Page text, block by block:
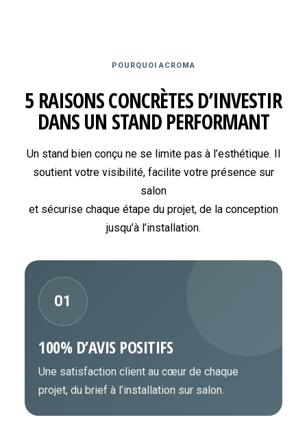
POURQUOI ACROMA
5 RAISONS CONCRÈTES D’INVESTIR
DANS UN STAND PERFORMANT
Un stand bien conçu ne se limite pas à l’esthétique. Il
soutient votre visibilité, facilite votre présence sur
salon
et sécurise chaque étape du projet, de la conception
jusqu’à l’installation.
01
100% D’AVIS POSITIFS
Une satisfaction client au cœur de chaque
projet, du brief à l’installation sur salon.